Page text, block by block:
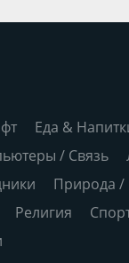
Еда &
/ Связь
Природа /
Религия